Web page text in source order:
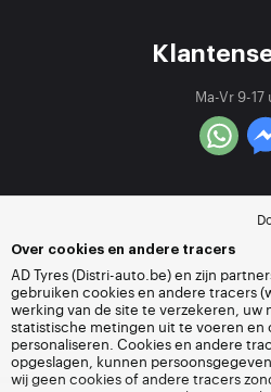
Ma-Vr 9-17
Over cookies en andere tracers
AD Tyres (Distri-auto.be) en zijn
gebruiken cookies en andere tracers
werking van de site te verzekeren, uw
statistische metingen uit te voeren en
personaliseren. Cookies en andere
opgeslagen, kunnen
wij geen cookies of andere tracers